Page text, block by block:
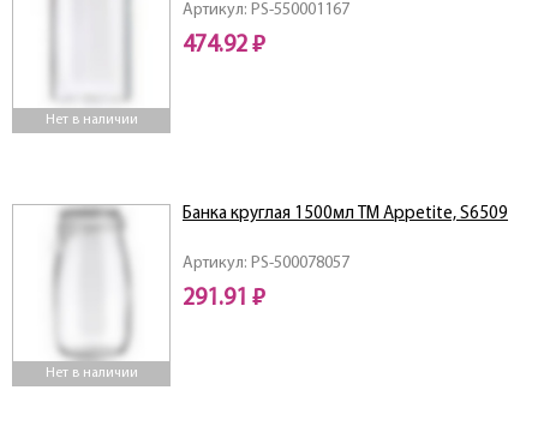
Нет в наличии
Артикул: PS-550001167
474.92 ₽
Нет в наличии
Артикул: PS-500078057
Банка круглая 1500мл ТМ Appetite, S6509
291.91 ₽